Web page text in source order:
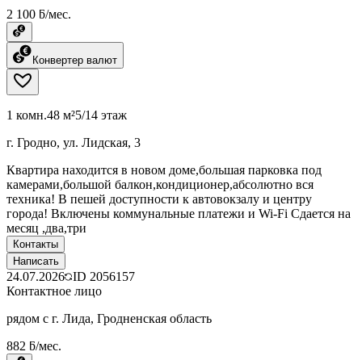
2 100 ƃ/мес.
Конвертер валют
1 комн.48 м²5/14 этаж
г. Гродно, ул. Лидская, 3
Квартира находится в новом доме,большая парковка под
камерами,большой балкон,кондиционер,абсолютно вся
техника! В пешей доступности к автовокзалу и центру
города! Включены коммунальные платежи и Wi-Fi Сдается на
месяц ,два,три
Контакты
Написать
24.07.2026 ID 2056157
Контактное лицо
рядом с г. Лида, Гродненская область
882 ƃ/мес.